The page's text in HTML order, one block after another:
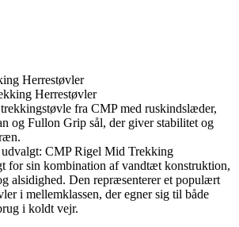
Herrestøvler
fra CMP med ruskindslæder,
og Fullon Grip sål, der giver stabilitet og
CMP Rigel Mid Trekking
for sin kombination af vandtæt konstruktion,
alsidighed. Den repræsenterer et populært
i mellemklassen, der egner sig til både
i koldt vejr.